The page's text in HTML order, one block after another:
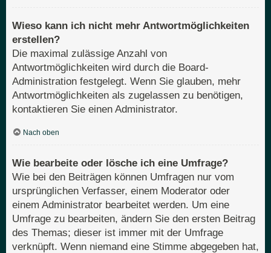
Wieso kann ich nicht mehr Antwortmöglichkeiten
erstellen?
Die maximal zulässige Anzahl von
Antwortmöglichkeiten wird durch die Board-
Administration festgelegt. Wenn Sie glauben, mehr
Antwortmöglichkeiten als zugelassen zu benötigen,
kontaktieren Sie einen Administrator.
Nach oben
Wie bearbeite oder lösche ich eine Umfrage?
Wie bei den Beiträgen können Umfragen nur vom
ursprünglichen Verfasser, einem Moderator oder
einem Administrator bearbeitet werden. Um eine
Umfrage zu bearbeiten, ändern Sie den ersten Beitrag
des Themas; dieser ist immer mit der Umfrage
verknüpft. Wenn niemand eine Stimme abgegeben hat,